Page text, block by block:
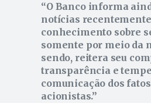
O Banco informa
notícias
conhecimento sobre
somente por meio da
sendo, reitera seu
transparência e
comunicação dos
acionistas.